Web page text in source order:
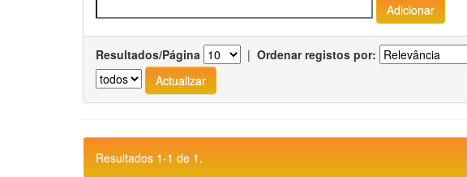
Resultados/Página | Ordenar registos por:
Resultados 1-1 de 1.